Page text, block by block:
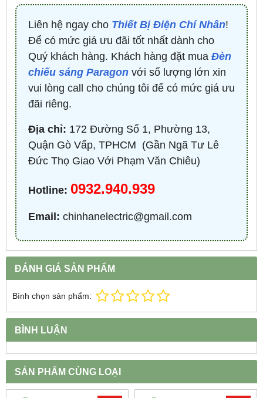
Liên hệ ngay cho Thiết Bị Điện Chí Nhân!
Để có mức giá ưu đãi tốt nhất dành cho
Quý khách hàng. Khách hàng đặt mua Đèn
chiếu sáng Paragon với số lượng lớn xin
vui lòng call cho chúng tôi để có mức giá ưu
đãi riêng.
Địa chỉ: 172 Đường Số 1, Phường 13,
Quận Gò Vấp, TPHCM ​ (Gần Ngã Tư Lê
Đức Thọ Giao Với Phạm Văn Chiêu)
Hotline: 0932.940.939
Email: chinhanelectric@gmail.com
ĐÁNH GIÁ SẢN PHẨM
Bình chọn sản phẩm:
BÌNH LUẬN
SẢN PHẨM CÙNG LOẠI